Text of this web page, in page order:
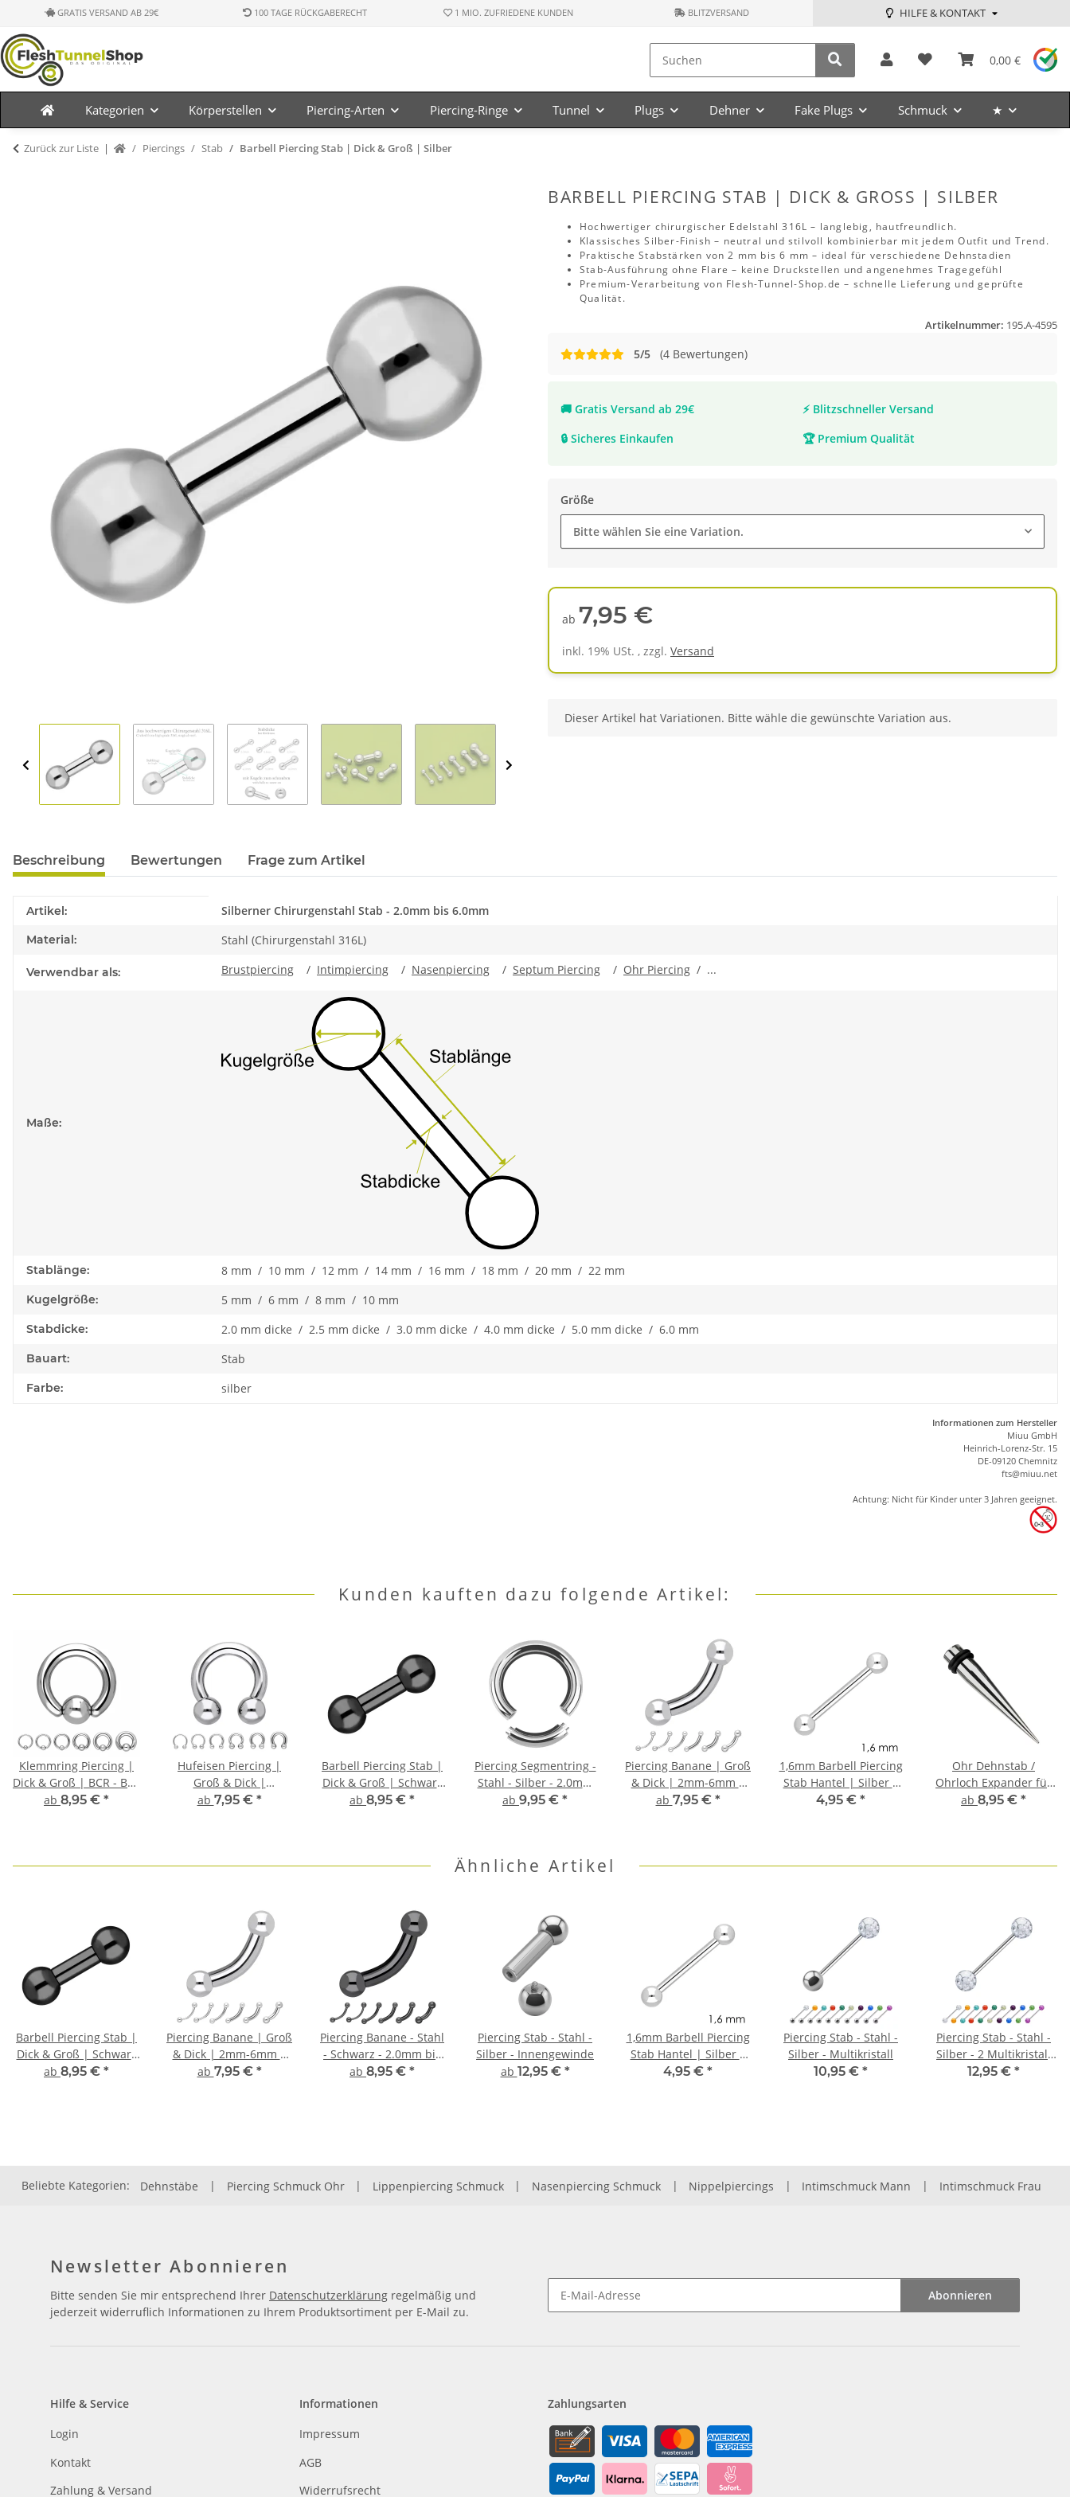
GRATIS VERSAND AB 29€ 100 TAGE RÜCKGABERECHT 1 MIO. ZUFRIEDENE KUNDEN BLITZVERSAND HILFE & KONTAKT
0,00 €
Kategorien Körperstellen Piercing-Arten Piercing-Ringe Tunnel Plugs Dehner Fake Plugs Schmuck ★
Zurück zur Liste Piercings Stab Barbell Piercing Stab | Dick & Groß | Silber
BARBELL PIERCING STAB | DICK & GROSS | SILBER
Hochwertiger chirurgischer Edelstahl 316L – langlebig, hautfreundlich.
Klassisches Silber-Finish – neutral und stilvoll kombinierbar mit jedem Outfit und Trend.
Praktische Stabstärken von 2 mm bis 6 mm – ideal für verschiedene Dehnstadien
Stab-Ausführung ohne Flare – keine Druckstellen und angenehmes Tragegefühl
Premium-Verarbeitung von Flesh-Tunnel-Shop.de – schnelle Lieferung und geprüfte
Qualität.
Artikelnummer: 195.A-4595
5/5 (4 Bewertungen)
🚚 Gratis Versand ab 29€ ⚡ Blitzschneller Versand
🔒 Sicheres Einkaufen 🏆 Premium Qualität
Größe
Bitte wählen Sie eine Variation.
ab 7,95 €
inkl. 19% USt. , zzgl. Versand
x
Dieser Artikel hat Variationen. Bitte wähle die gewünschte Variation aus.
Beschreibung Bewertungen Frage zum Artikel
Produkteigenschaft
Wert
Artikel: Silberner Chirurgenstahl Stab - 2.0mm bis 6.0mm
Material: Stahl (Chirurgenstahl 316L)
Verwendbar als: Brustpiercing / Intimpiercing / Nasenpiercing / Septum Piercing / Ohr Piercing / ...
Maße:
Stablänge: 8 mm / 10 mm / 12 mm / 14 mm / 16 mm / 18 mm / 20 mm / 22 mm
Kugelgröße: 5 mm / 6 mm / 8 mm / 10 mm
Stabdicke: 2.0 mm dicke / 2.5 mm dicke / 3.0 mm dicke / 4.0 mm dicke / 5.0 mm dicke / 6.0 mm
Bauart: Stab
Farbe: silber
Informationen zum Hersteller
Miuu GmbH
Heinrich-Lorenz-Str. 15
DE-09120 Chemnitz
fts@miuu.net
Achtung: Nicht für Kinder unter 3 Jahren geeignet.
Kunden kauften dazu folgende Artikel:
Klemmring Piercing |
Dick & Groß | BCR - Ball
Closure Ring
ab 8,95 € *
Hufeisen Piercing |
Groß & Dick |
Chirurgenstahl | Silber
ab 7,95 € *
Barbell Piercing Stab |
Dick & Groß | Schwarz
| Chirurgenstahl
ab 8,95 € *
Piercing Segmentring -
Stahl - Silber - 2.0mm
bis 6.0mm
ab 9,95 € *
Piercing Banane | Groß
& Dick | 2mm-6mm |
Chirurgenstahl |
ab 7,95 € *
1,6mm Barbell Piercing
Stab Hantel | Silber |
Chirurgenstahl | 5mm-
4,95 € *
Ohr Dehnstab /
Ohrloch Expander für
Flesh Tunnel |
ab 8,95 € *
Ähnliche Artikel
Barbell Piercing Stab |
Dick & Groß | Schwarz
| Chirurgenstahl
ab 8,95 € *
Piercing Banane | Groß
& Dick | 2mm-6mm |
Chirurgenstahl |
ab 7,95 € *
Piercing Banane - Stahl
- Schwarz - 2.0mm bis
6.0mm
ab 8,95 € *
Piercing Stab - Stahl -
Silber - Innengewinde
ab 12,95 € *
1,6mm Barbell Piercing
Stab Hantel | Silber |
Chirurgenstahl | 5mm-
4,95 € *
Piercing Stab - Stahl -
Silber - Multikristall
10,95 € *
Piercing Stab - Stahl -
Silber - 2 Multikristall
Kugeln
12,95 € *
Beliebte Kategorien: Dehnstäbe | Piercing Schmuck Ohr | Lippenpiercing Schmuck | Nasenpiercing Schmuck | Nippelpiercings | Intimschmuck Mann | Intimschmuck Frau
Newsletter Abonnieren
Bitte senden Sie mir entsprechend Ihrer Datenschutzerklärung regelmäßig und
jederzeit widerruflich Informationen zu Ihrem Produktsortiment per E-Mail zu.
Abonnieren
Hilfe & Service
Login
Kontakt
Zahlung & Versand
Informationen
Impressum
AGB
Widerrufsrecht
Zahlungsarten